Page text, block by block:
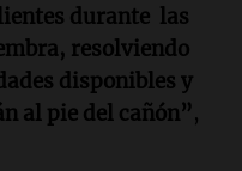
durante las
resolviendo
disponibles y
al pie del cañón”,